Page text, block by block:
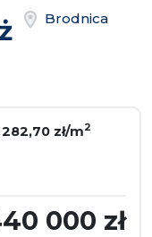
Brodnica
zł/m2
000 zł